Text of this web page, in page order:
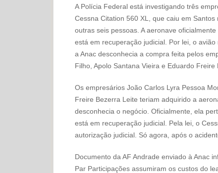
A Polícia Federal está investigando três
Cessna Citation 560 XL, que caiu em
outras seis pessoas. A aeronave
está em recuperação judicial. Por lei, o
a Anac desconhecia a compra feita pelos
Filho, Apolo Santana Vieira e Eduardo Freire
Os empresários João Carlos Lyra Pessoa
Freire Bezerra Leite teriam adquirido a
desconhecia o negócio. Oficialmente, ela
está em recuperação judicial. Pela lei, o
autorização judicial. Só agora, após o
Documento da AF Andrade enviado à Anac
Par Participações assumiram os custos do